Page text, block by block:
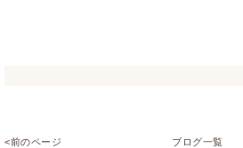
<前のページ ブログ一覧